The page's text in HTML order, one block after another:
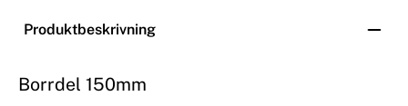
Produktbeskrivning
Borrdel 150mm